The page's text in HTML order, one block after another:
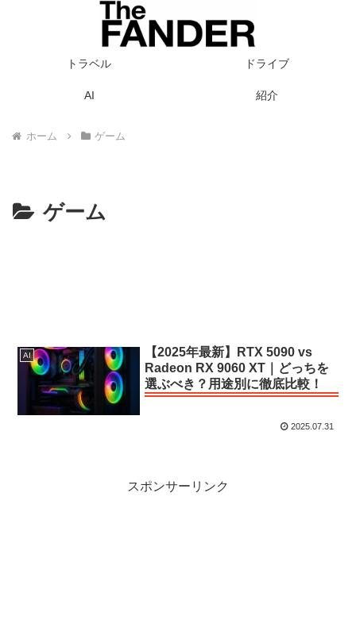
トラベル ドライブ
AI 紹介
ホーム ゲーム
ゲーム
AI
【2025年最新】RTX 5090 vs
Radeon RX 9060 XT｜どっちを
選ぶべき？用途別に徹底比較！
2025.07.31
スポンサーリンク